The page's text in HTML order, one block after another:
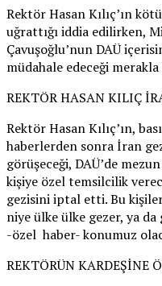
Rektör Hasan Kılıç’ın
uğrattığı iddia edilirken,
Çavuşoğlu’nun DAÜ
müdahale edeceği
REKTÖR HASAN KILIÇ
Rektör Hasan Kılıç’ın,
haberlerden sonra İran
görüşeceği, DAÜ’de
kişiye özel temsilcilik
gezisini iptal etti. Bu
niye ülke ülke gezer, ya
-özel haber- konumuz
REKTÖRÜN KARDEŞİNE